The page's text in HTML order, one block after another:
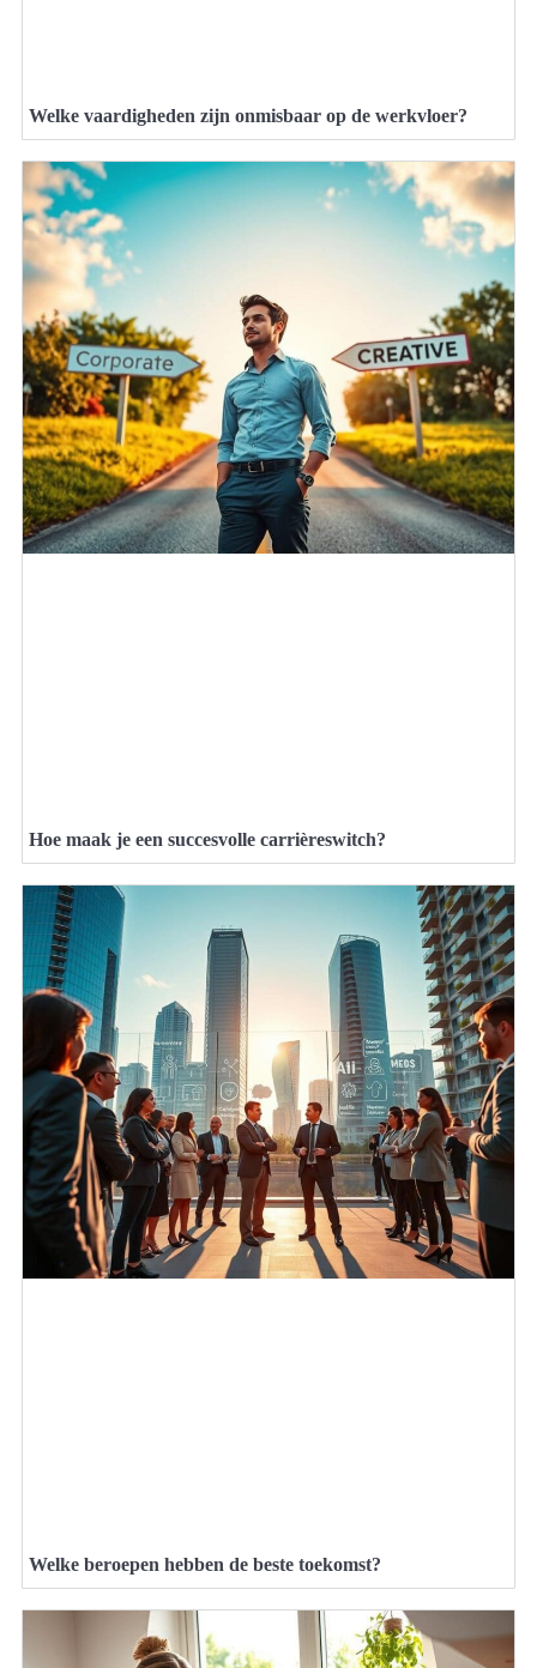
Welke vaardigheden zijn onmisbaar op de werkvloer?
Hoe maak je een succesvolle carrièreswitch?
Welke beroepen hebben de beste toekomst?